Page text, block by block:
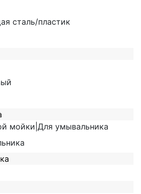
сталь/пластик
мойки|Для умывальника